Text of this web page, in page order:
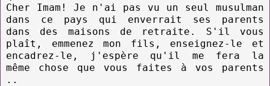
Cher Imam! Je n'ai pas vu un seul musulman
dans ce pays qui enverrait ses parents
dans des maisons de retraite. S'il vous
plaît, emmenez mon fils, enseignez-le et
encadrez-le, j'espère qu'il me fera la
même chose que vous faites à vos parents
..